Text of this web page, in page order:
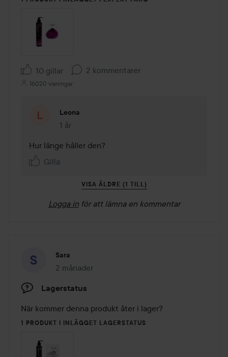
10 gillar 2 kommentarer
16020 visningar
Leona
1 år
Kommentaren lades 1 år
Hur länge håller den?
Gilla
VISA ÄLDRE (1 TILL)
Logga in för att lämna en kommentar
Sara
2 månader
Inlägget skapades 2 månader
Lagerstatus
När kommer denna produkt åter i lager?
1 PRODUKT I INLÄGGET LAGERSTATUS